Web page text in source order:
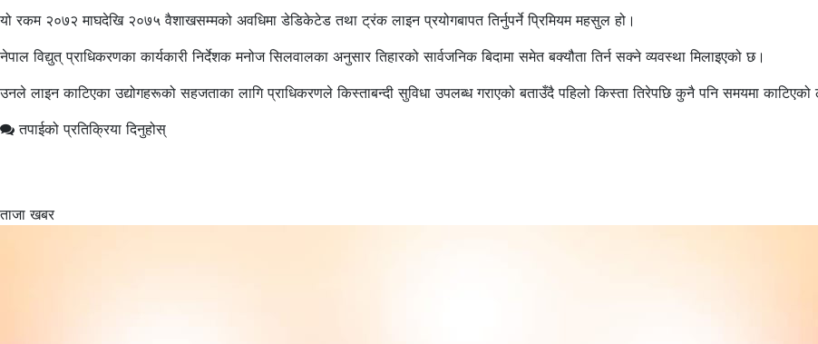
यो रकम २०७२ माघदेखि २०७५ वैशाखसम्मको अवधिमा डेडिकेटेड तथा ट्रंक लाइन प्रयोगबापत तिर्नुपर्ने प्रिमियम महसुल हो।
नेपाल विद्युत् प्राधिकरणका कार्यकारी निर्देशक मनोज सिलवालका अनुसार तिहारको सार्वजनिक बिदामा समेत बक्यौता तिर्न सक्ने व्यवस्था मिलाइएको छ।
उनले लाइन काटिएका उद्योगहरूको सहजताका लागि प्राधिकरणले किस्ताबन्दी सुविधा उपलब्ध गराएको बताउँदै पहिलो किस्ता तिरेपछि कुनै पनि समयमा काटिएको
तपाईको प्रतिक्रिया दिनुहोस्
ताजा खबर